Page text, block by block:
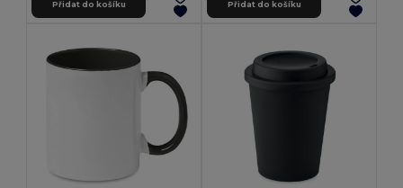
Přidat do košíku Přidat do košíku